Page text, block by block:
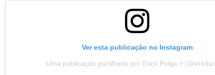
Ver esta publicação no Instagram
Uma publicação partilhada por Erick Pulga ⚡️